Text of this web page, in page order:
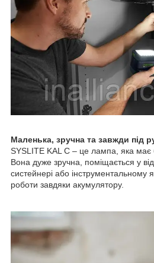
Маленька, зручна та завжди під
SYSLITE KAL C – це лампа, яка має
Вона дуже зручна, поміщається у
систейнері або інструментальному
роботи завдяки акумулятору.